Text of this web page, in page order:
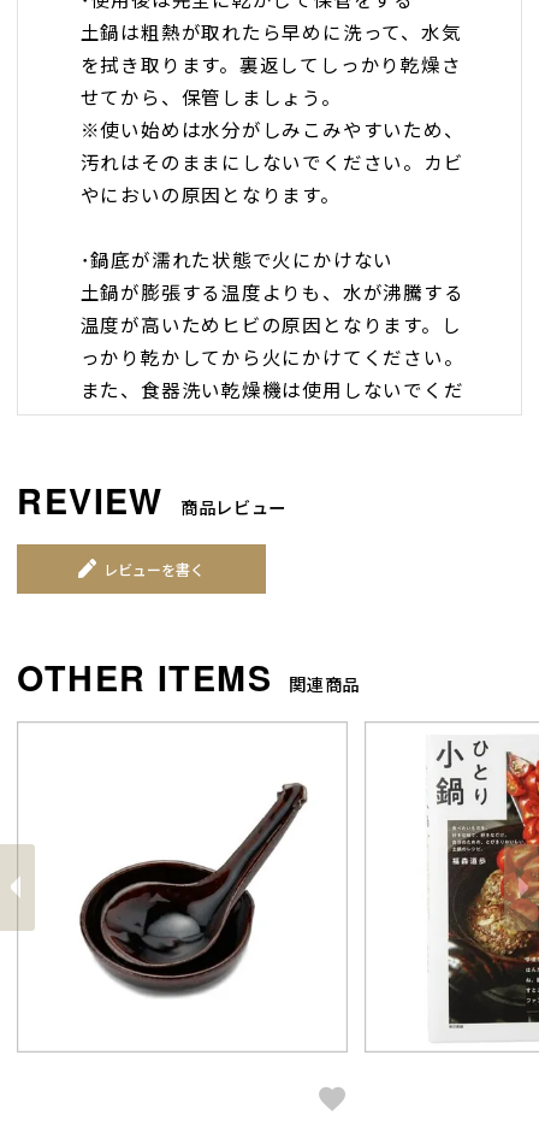
土鍋は粗熱が取れたら早めに洗って、水気
を拭き取ります。裏返してしっかり乾燥さ
せてから、保管しましょう。
※使い始めは水分がしみこみやすいため、
汚れはそのままにしないでください。カビ
やにおいの原因となります。
･鍋底が濡れた状態で火にかけない
土鍋が膨張する温度よりも、水が沸騰する
温度が高いためヒビの原因となります。し
っかり乾かしてから火にかけてください。
また、食器洗い乾燥機は使用しないでくだ
さい。
･こげがこびりついたら
こげがこびりついた場合は、ぬるま湯でふ
やかしてから棕櫚の束子などでこすって落
としてください。
においが気になる時は、土鍋に8分目まで水
ど煮立ててください。茶がらの成分がにお
いを吸収してくれます。
商品レビュー
レビューを書く
関連商品
前
へ 次
へ